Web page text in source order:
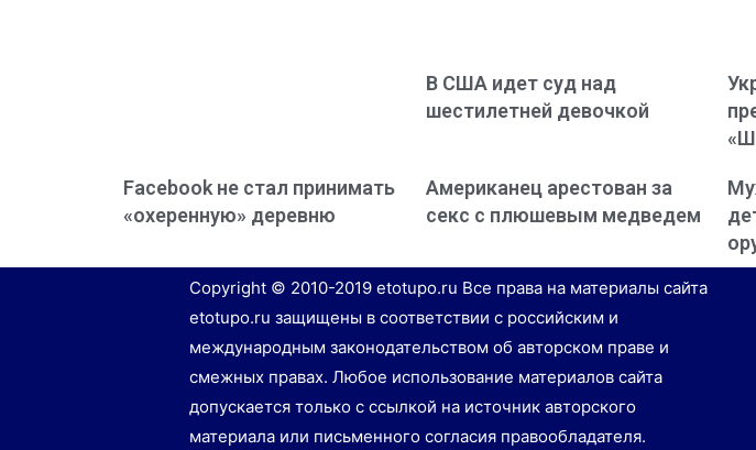
В США идет суд над
шестилетней девочкой
Facebook не стал принимать
«охеренную» деревню
Американец арестован за
секс с плюшевым медведем
Copyright © 2010-2019 etotupo.ru Все права на материалы сайта
etotupo.ru защищены в соответствии с российским и
международным законодательством об авторском праве и
смежных правах. Любое использование материалов сайта
допускается только с ссылкой на источник авторского
материала или письменного согласия правообладателя.